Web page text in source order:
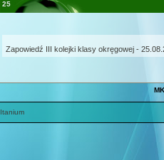
25
Zapowiedź III kolejki klasy okręgowej -
Itanium